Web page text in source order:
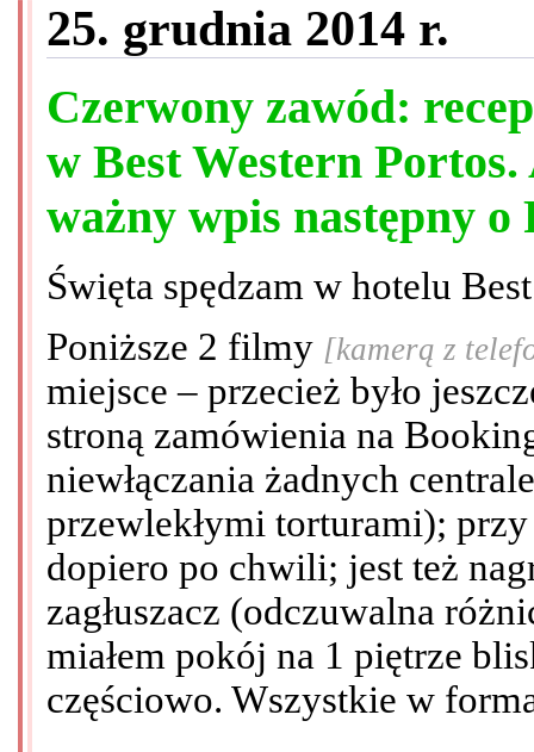
25. grudnia 2014 r.
Czerwony zawód:
w Best Western
ważny wpis następny
Święta spędzam w hotelu
Poniższe 2 filmy [kamerą z
miejsce – przecież było
stroną zamówienia na
niewłączania żadnych
przewlekłymi torturami);
dopiero po chwili; jest też
zagłuszacz (odczuwalna
miałem pokój na 1 piętrze
częściowo. Wszystkie w